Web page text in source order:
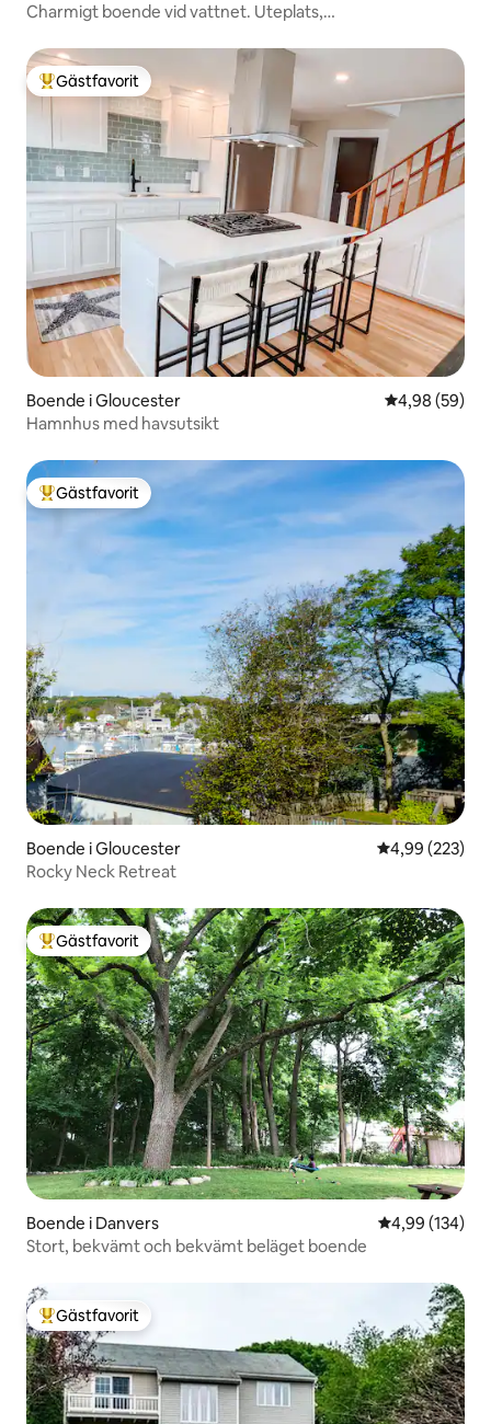
Charmigt boende vid vattnet. Uteplats,
Populär gästfavorit
Gästfavorit
Boende i Gloucester 4,98 av 5 i
4,98 (59)
Hamnhus med havsutsikt
Populär gästfavorit
Gästfavorit
Boende i Gloucester 4,99 av 5 i
4,99 (223)
Rocky Neck Retreat
Populär gästfavorit
Gästfavorit
Boende i Danvers 4,99 av 5 i
4,99 (134)
Stort, bekvämt och bekvämt beläget boende
Populär gästfavorit
Gästfavorit